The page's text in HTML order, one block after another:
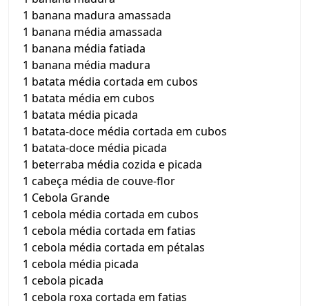
1 banana madura amassada
1 banana média amassada
1 banana média fatiada
1 banana média madura
1 batata média cortada em cubos
1 batata média em cubos
1 batata média picada
1 batata-doce média cortada em cubos
1 batata-doce média picada
1 beterraba média cozida e picada
1 cabeça média de couve-flor
1 Cebola Grande
1 cebola média cortada em cubos
1 cebola média cortada em fatias
1 cebola média cortada em pétalas
1 cebola média picada
1 cebola picada
1 cebola roxa cortada em fatias